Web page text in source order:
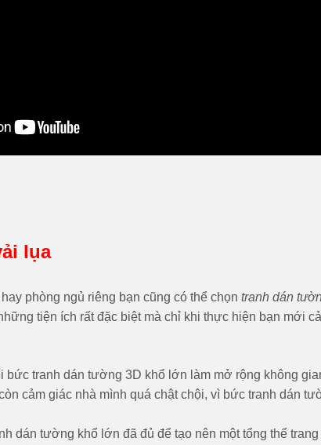
lụa
phòng ngủ riêng bạn cũng có thể chọn tranh dán
tiện ích rất đặc biệt mà chỉ khi thực hiện bạn mới
bức tranh dán tường 3D khổ lớn làm mở rộng không
cảm giác nhà mình quá chật chội, vì bức tranh dán
dán tường khổ lớn đã đủ để tạo nên một tổng thể